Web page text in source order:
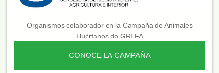
Organismos colaborador en la Campaña de Animales
Huérfanos de GREFA
CONOCE LA CAMPAÑA